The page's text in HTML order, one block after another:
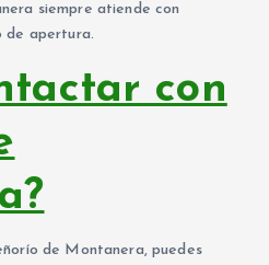
siempre atiende con
de apertura.
con
de Montanera, puedes